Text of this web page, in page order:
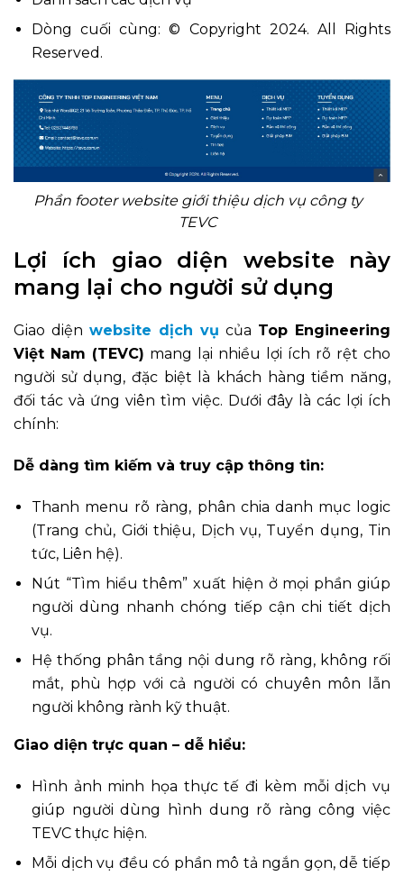
Dòng cuối cùng: © Copyright 2024. All Rights
Reserved.
Phần footer website giới thiệu dịch vụ công ty
TEVC
Lợi ích giao diện website này
mang lại cho người sử dụng
Giao diện website dịch vụ của Top Engineering
Việt Nam (TEVC) mang lại nhiều lợi ích rõ rệt cho
người sử dụng, đặc biệt là khách hàng tiềm năng,
đối tác và ứng viên tìm việc. Dưới đây là các lợi ích
chính:
Dễ dàng tìm kiếm và truy cập thông tin:
Thanh menu rõ ràng, phân chia danh mục logic
(Trang chủ, Giới thiệu, Dịch vụ, Tuyển dụng, Tin
tức, Liên hệ).
Nút “Tìm hiểu thêm” xuất hiện ở mọi phần giúp
người dùng nhanh chóng tiếp cận chi tiết dịch
vụ.
Hệ thống phân tầng nội dung rõ ràng, không rối
mắt, phù hợp với cả người có chuyên môn lẫn
người không rành kỹ thuật.
Giao diện trực quan – dễ hiểu:
Hình ảnh minh họa thực tế đi kèm mỗi dịch vụ
giúp người dùng hình dung rõ ràng công việc
TEVC thực hiện.
Mỗi dịch vụ đều có phần mô tả ngắn gọn, dễ tiếp